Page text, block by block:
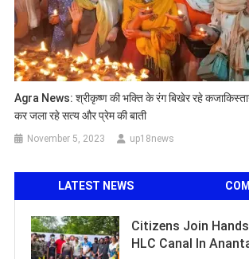
Agra News: श्रीकृष्ण की भक्ति के रंग बिखेर रहे
कर जला रहे सत्य और प्रेम की बाती
November 5, 2023 up18news
LATEST NEWS
Citizens Join
HLC Canal In